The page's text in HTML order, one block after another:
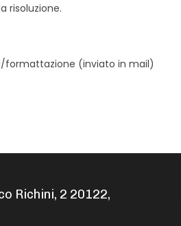
risoluzione.
formattazione (inviato in mail)
Richini, 2 20122,